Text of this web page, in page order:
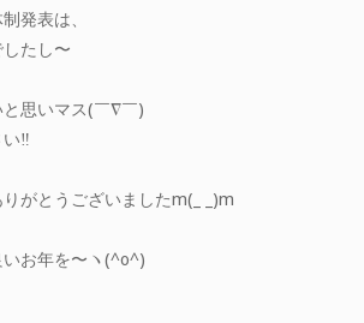
発表は、
たし〜
思いマス(￣∇￣)
‼️
がとうございましたm(_ _)m
お年を〜ヽ(^o^)